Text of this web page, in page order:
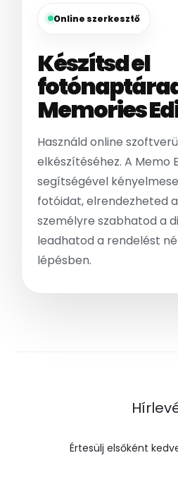
Online szerkesztő
Készítsd el
Memories
Használd online
elkészítéséhez. A Memo
segítségével
fotóidat, elrendezheted
személyre szabhatod a
leadhatod a rendelést
lépésben.
Értesülj elsőként